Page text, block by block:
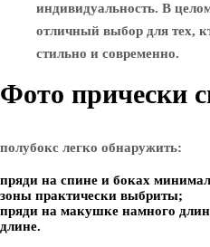
индивидуальность. В
отличный выбор для тех,
стильно и современно.
Фото прически
полубокс легко обнаружить:
пряди на спине и боках
зоны практически выбриты;
пряди на макушке намного
длине.